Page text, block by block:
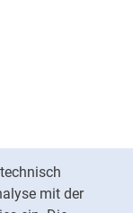
mit der